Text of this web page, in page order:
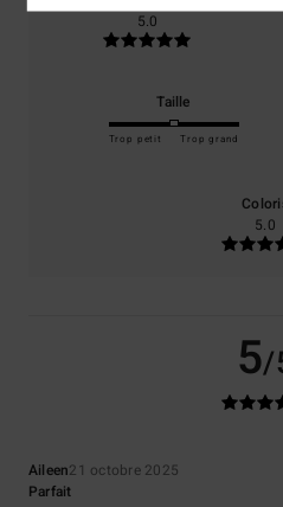
5.0
Taille
Trop petit Trop grand
5.0
5/
Aileen21 octobre 2025
Parfait